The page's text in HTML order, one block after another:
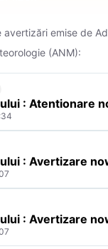
avertizări emise de
(ANM):
: Atentionare
: Avertizare
: Avertizare